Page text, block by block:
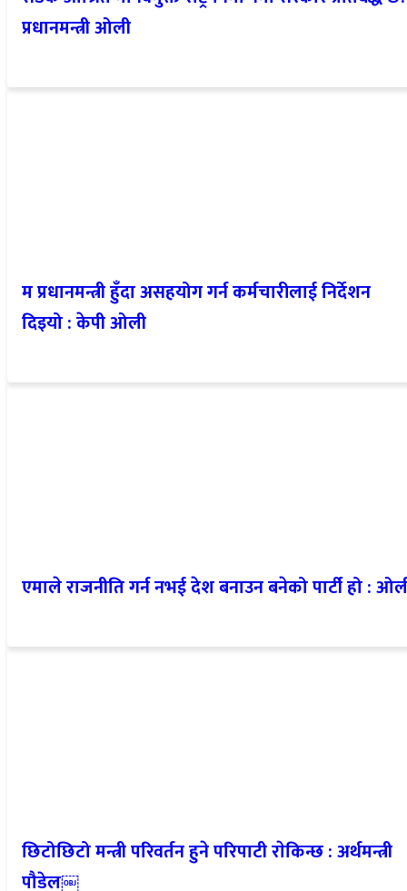
प्रधानमन्त्री ओली
म प्रधानमन्त्री हुँदा असहयोग गर्न कर्मचारीलाई निर्देशन
दिइयो : केपी ओली
एमाले राजनीति गर्न नभई देश बनाउन बनेको पार्टी हो :
छिटोछिटो मन्त्री परिवर्तन हुने परिपाटी राेकिन्छ : अर्थमन्त्री
पौडेल￼